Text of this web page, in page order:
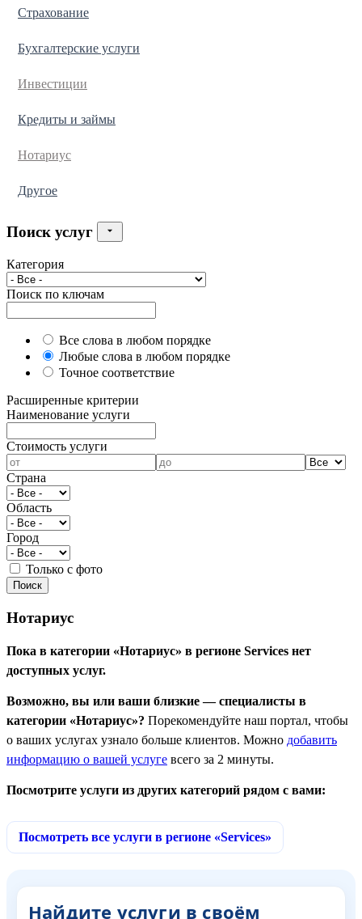
Страхование
Бухгалтерские услуги
Инвестиции
Кредиты и займы
Нотариус
Другое
Поиск услуг
Категория
Поиск по ключам
Все слова в любом порядке
Любые слова в любом порядке
Точное соответствие
Расширенные критерии
Наименование услуги
Cтоимость услуги
Страна
Область
Город
Только с фото
Нотариус
Пока в категории «Нотариус» в регионе Services нет
доступных услуг.
Возможно, вы или ваши близкие — специалисты в
категории «Нотариус»? Порекомендуйте наш портал, чтобы
о ваших услугах узнало больше клиентов. Можно добавить
информацию о вашей услуге всего за 2 минуты.
Посмотрите услуги из других категорий рядом с вами:
Посмотреть все услуги в регионе «Services»
Найдите услуги в своём